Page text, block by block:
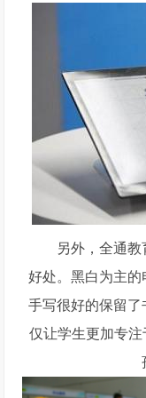
另外，全通教
好处。黑白为主
手写很好的保留
仅让学生更加专注